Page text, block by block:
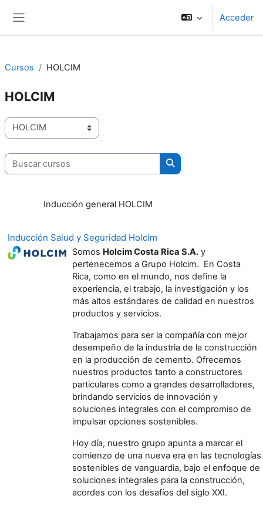
Acceder
Cursos HOLCIM
HOLCIM
Categorías
Buscar cursos
Buscar cursos
Inducción general HOLCIM
Inducción Salud y Seguridad Holcim
Somos Holcim Costa Rica S.A. y
pertenecemos a Grupo Holcim. En Costa
Rica, como en el mundo, nos define la
experiencia, el trabajo, la investigación y los
más altos estándares de calidad en nuestros
productos y servicios.
Trabajamos para ser la compañía con mejor
desempeño de la industria de la construcción
en la producción de cemento. Ofrecemos
nuestros productos tanto a constructores
particulares como a grandes desarrolladores,
brindando servicios de innovación y
soluciones integrales con el compromiso de
impulsar opciones sostenibles.
Hoy día, nuestro grupo apunta a marcar el
comienzo de una nueva era en las tecnologías
sostenibles de vanguardia, bajo el enfoque de
soluciones integrales para la construcción,
acordes con los desafíos del siglo XXI.